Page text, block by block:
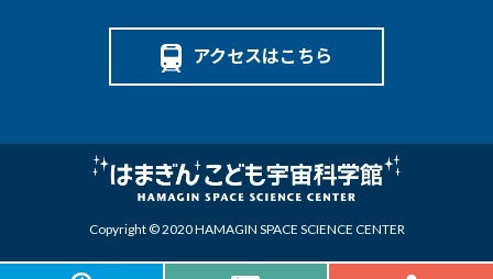
アクセスはこちら
Copyright © 2020 HAMAGIN SPACE SCIENCE CENTER